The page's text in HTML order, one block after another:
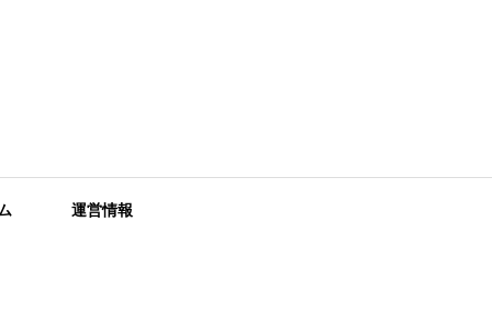
運営情報